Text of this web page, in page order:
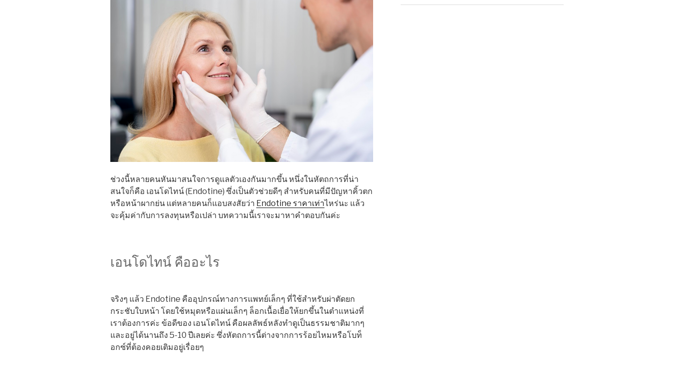
ช่วงนี้หลายคนหันมาสนใจการดูแลตัวเองกันมากขึ้น หนึ่งในหัตถการที่น่า
สนใจก็คือ เอนโดไทน์ (Endotine) ซึ่งเป็นตัวช่วยดีๆ สำหรับคนที่มีปัญหาคิ้วตก
หรือหน้าผากย่น แต่หลายคนก็แอบสงสัยว่า Endotine ราคาเท่าไหร่นะ แล้ว
จะคุ้มค่ากับการลงทุนหรือเปล่า บทความนี้เราจะมาหาคำตอบกันค่ะ
เอนโดไทน์ คืออะไร
จริงๆ แล้ว Endotine คืออุปกรณ์ทางการแพทย์เล็กๆ ที่ใช้สำหรับผ่าตัดยก
กระชับใบหน้า โดยใช้หมุดหรือแผ่นเล็กๆ ล็อกเนื้อเยื่อให้ยกขึ้นในตำแหน่งที่
เราต้องการค่ะ ข้อดีของ เอนโดไทน์ คือผลลัพธ์หลังทำดูเป็นธรรมชาติมากๆ
และอยู่ได้นานถึง 5-10 ปีเลยค่ะ ซึ่งหัตถการนี้ต่างจากการร้อยไหมหรือโบท็
อกซ์ที่ต้องคอยเติมอยู่เรื่อยๆ